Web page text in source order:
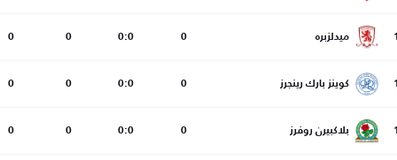
ميدلزبره 0
0:0
0
0
كوينز بارك رينجرز 0
0:0
0
0
بلاكبيرن روفرز 0
0:0
0
0